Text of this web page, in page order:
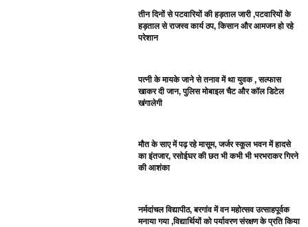
तीन दिनों से पटवारियों की हड़ताल जारी ,पटवारियों के
हड़ताल से राजस्व कार्य ठप, किसान और आमजन हो रहे
परेशान
पत्नी के मायके जाने से तनाव में था युवक , सल्फास
खाकर दी जान, पुलिस मोबाइल चैट और कॉल डिटेल
खंगालेगी
मौत के साए में पढ़ रहे मासूम, जर्जर स्कूल भवन में हादसे
का इंतजार, रसोईघर की छत भी कभी भी भरभराकर गिरने
की आशंका
नर्मदांचल विद्यापीठ, बरगांव में वन महोत्सव उत्साहपूर्वक
मनाया गया ,विद्यार्थियों को पर्यावरण संरक्षण के प्रति किया